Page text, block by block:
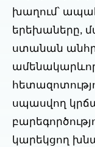
խաղում՝
երեխաները,
ստանան
սպասվող
կարեկցող